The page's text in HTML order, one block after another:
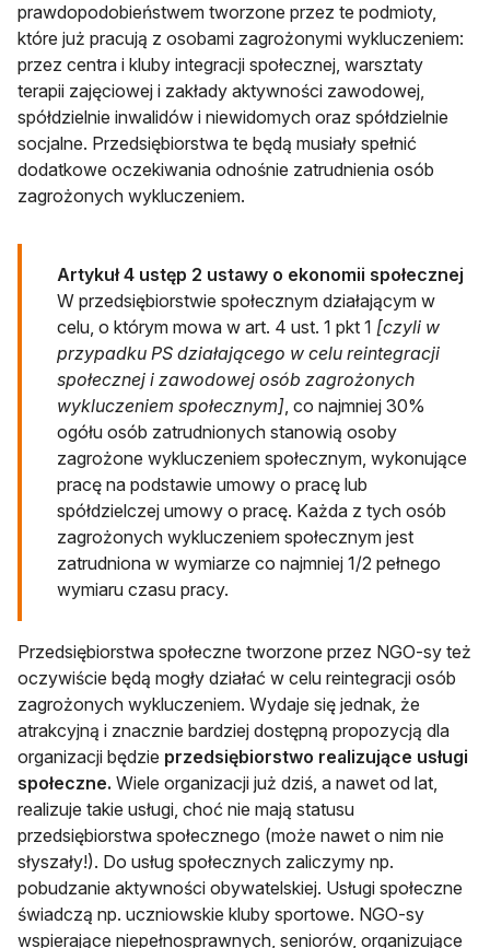
prawdopodobieństwem tworzone przez te podmioty,
które już pracują z osobami zagrożonymi wykluczeniem:
przez centra i kluby integracji społecznej, warsztaty
terapii zajęciowej i zakłady aktywności zawodowej,
spółdzielnie inwalidów i niewidomych oraz spółdzielnie
socjalne. Przedsiębiorstwa te będą musiały spełnić
dodatkowe oczekiwania odnośnie zatrudnienia osób
zagrożonych wykluczeniem.
Artykuł 4 ustęp 2 ustawy o ekonomii społecznej
W przedsiębiorstwie społecznym działającym w
celu, o którym mowa w art. 4 ust. 1 pkt 1 [czyli w
przypadku PS działającego w celu reintegracji
społecznej i zawodowej osób zagrożonych
wykluczeniem społecznym], co najmniej 30%
ogółu osób zatrudnionych stanowią osoby
zagrożone wykluczeniem społecznym, wykonujące
pracę na podstawie umowy o pracę lub
spółdzielczej umowy o pracę. Każda z tych osób
zagrożonych wykluczeniem społecznym jest
zatrudniona w wymiarze co najmniej 1/2 pełnego
wymiaru czasu pracy.
Przedsiębiorstwa społeczne tworzone przez NGO-sy też
oczywiście będą mogły działać w celu reintegracji osób
zagrożonych wykluczeniem. Wydaje się jednak, że
atrakcyjną i znacznie bardziej dostępną propozycją dla
organizacji będzie przedsiębiorstwo realizujące usługi
społeczne. Wiele organizacji już dziś, a nawet od lat,
realizuje takie usługi, choć nie mają statusu
przedsiębiorstwa społecznego (może nawet o nim nie
słyszały!). Do usług społecznych zaliczymy np.
pobudzanie aktywności obywatelskiej. Usługi społeczne
świadczą np. uczniowskie kluby sportowe. NGO-sy
wspierające niepełnosprawnych, seniorów, organizujące